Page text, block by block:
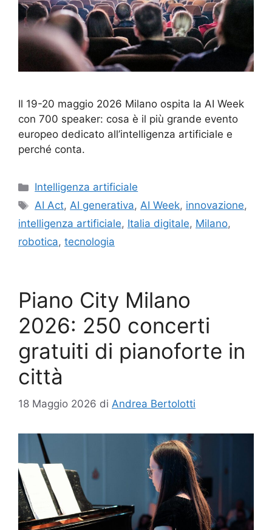
Il 19-20 maggio 2026 Milano ospita la AI Week
con 700 speaker: cosa è il più grande evento
europeo dedicato all’intelligenza artificiale e
perché conta.
Categorie
Intelligenza artificiale
Tag
AI Act,AI generativa,AI Week, innovazione,
intelligenza artificiale, Italia digitale, Milano,
robotica, tecnologia
Piano City Milano
2026: 250 concerti
gratuiti di pianoforte in
città
18 Maggio 2026 di Andrea Bertolotti